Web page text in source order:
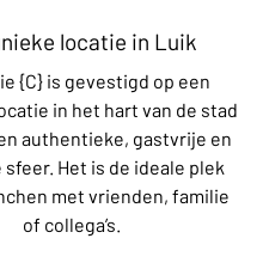
locatie in Luik
{C} is gevestigd op een
in het hart van de stad
authentieke, gastvrije en
Het is de ideale plek
met vrienden, familie
of collega’s.